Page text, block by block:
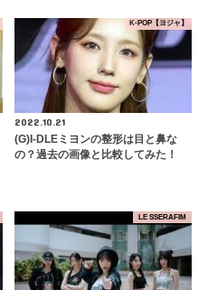
K-POP【ヨジャ】
2022.10.21
(G)I-DLEミヨンの整形は目と鼻な
の？過去の画像と比較してみた！
LE SSERAFIM